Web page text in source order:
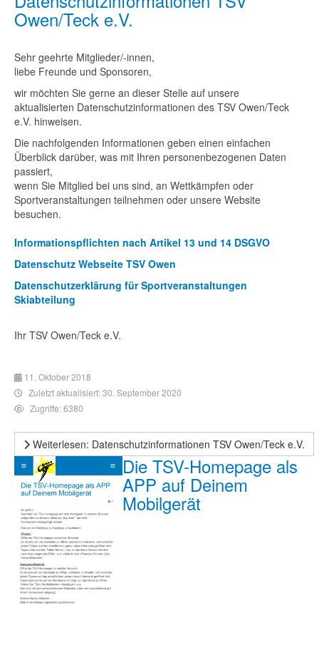
Owen/Teck e.V.
Sehr geehrte Mitglieder/-innen,
liebe Freunde und Sponsoren,
wir möchten Sie gerne an dieser Stelle auf unsere
aktualisierten Datenschutzinformationen des TSV Owen/Teck
e.V. hinweisen.
Die nachfolgenden Informationen geben einen einfachen
Überblick darüber, was mit Ihren personenbezogenen Daten
passiert,
wenn Sie Mitglied bei uns sind, an Wettkämpfen oder
Sportveranstaltungen teilnehmen oder unsere Website
besuchen.
Informationspflichten nach Artikel 13 und 14 DSGVO
Datenschutz Webseite TSV Owen
Datenschutzerklärung für Sportveranstaltungen
Skiabteilung
Ihr TSV Owen/Teck e.V.
11. Oktober 2018
Zuletzt aktualisiert: 30. September 2020
Zugriffe: 6380
Weiterlesen: Datenschutzinformationen TSV Owen/Teck e.V.
Die TSV-Homepage als
APP auf Deinem
Mobilgerät